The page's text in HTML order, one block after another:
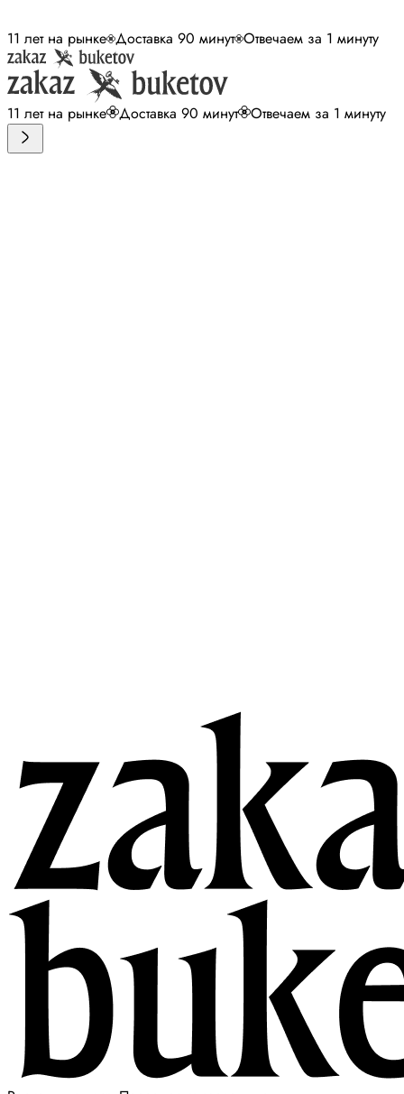
11 лет на рынке Доставка 90 минут Отвечаем за 1 минуту
11 лет на рынке Доставка 90 минут Отвечаем за 1 минуту